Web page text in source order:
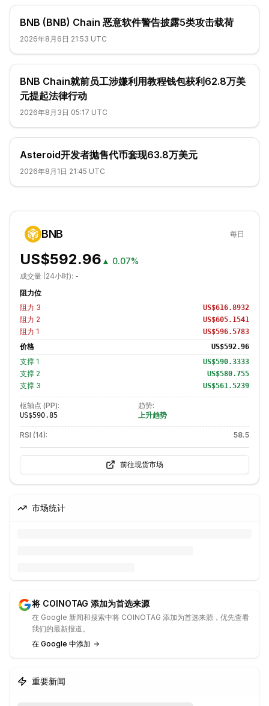
BNB (BNB) Chain 恶意软件警告披露5类攻击载荷
2026年8月6日 21:53 UTC
BNB Chain就前员工涉嫌利用教程钱包获利62.8万美
元提起法律行动
2026年8月3日 05:17 UTC
Asteroid开发者抛售代币套现63.8万美元
2026年8月1日 21:45 UTC
BNB 每日
US$592.96 ▲ 0.07%
成交量 (24小时): -
阻力位
阻力 3 US$616.8932
阻力 2 US$605.1541
阻力 1 US$596.5783
价格 US$592.96
支撑 1 US$590.3333
支撑 2 US$580.755
支撑 3 US$561.5239
枢轴点 (PP):
US$590.85
趋势:
上升趋势
RSI (14): 58.5
前往现货市场
市场统计
将 COINOTAG 添加为首选来源
在 Google 新闻和搜索中将 COINOTAG 添加为首选来源，优先查看
我们的最新报道。
在 Google 中添加
重要新闻